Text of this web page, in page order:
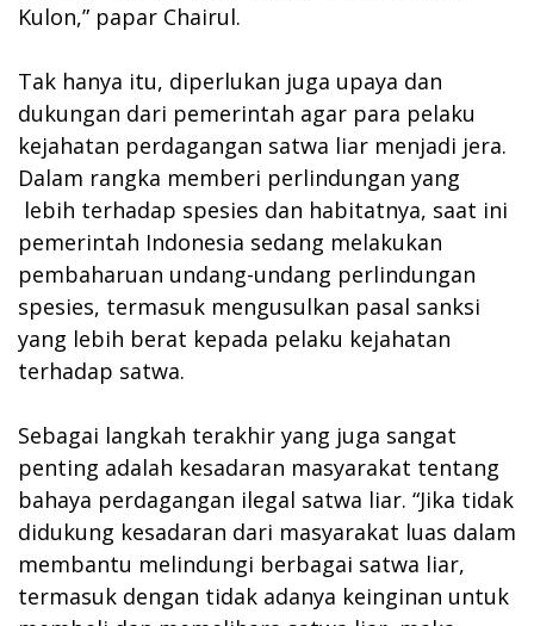
Kulon,” papar Chairul.
Tak hanya itu, diperlukan juga upaya dan
dukungan dari pemerintah agar para pelaku
kejahatan perdagangan satwa liar menjadi jera.
Dalam rangka memberi perlindungan yang
lebih terhadap spesies dan habitatnya, saat ini
pemerintah Indonesia sedang melakukan
pembaharuan undang-undang perlindungan
spesies, termasuk mengusulkan pasal sanksi
yang lebih berat kepada pelaku kejahatan
terhadap satwa.
Sebagai langkah terakhir yang juga sangat
penting adalah kesadaran masyarakat tentang
bahaya perdagangan ilegal satwa liar. “Jika tidak
didukung kesadaran dari masyarakat luas dalam
membantu melindungi berbagai satwa liar,
termasuk dengan tidak adanya keinginan untuk